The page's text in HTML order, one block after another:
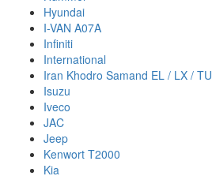
Hyundai
I-VAN A07A
Infiniti
International
Iran Khodro Samand EL / LX / TU
Isuzu
Iveco
JAC
Jeep
Kenwort T2000
Kia